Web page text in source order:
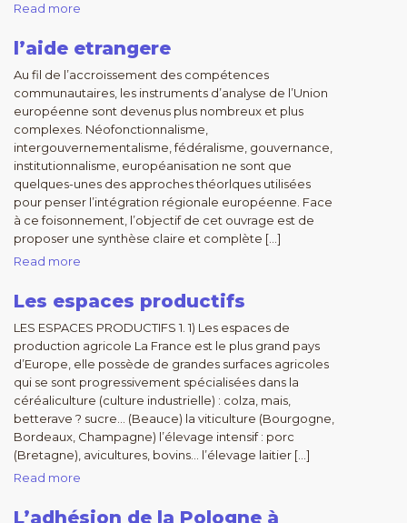
Read more
l’aide etrangere
Au fil de l’accroissement des compétences
communautaires, les instruments d’analyse de l’Union
européenne sont devenus plus nombreux et plus
complexes. Néofonctionnalisme,
intergouvernementalisme, fédéralisme, gouvernance,
institutionnalisme, européanisation ne sont que
quelques-unes des approches théorlques utilisées
pour penser l’intégration régionale européenne. Face
à ce foisonnement, l’objectif de cet ouvrage est de
proposer une synthèse claire et complète […]
Read more
Les espaces productifs
LES ESPACES PRODUCTIFS 1. 1) Les espaces de
production agricole La France est le plus grand pays
d’Europe, elle possède de grandes surfaces agricoles
qui se sont progressivement spécialisées dans la
céréaliculture (culture industrielle) : colza, mais,
betterave ? sucre… (Beauce) la viticulture (Bourgogne,
Bordeaux, Champagne) l’élevage intensif : porc
(Bretagne), avicultures, bovins… l’élevage laitier […]
Read more
L’adhésion de la Pologne à